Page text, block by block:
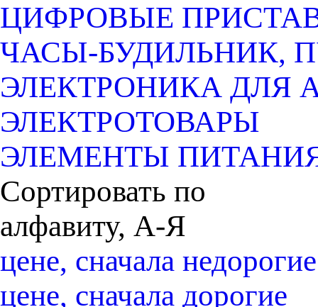
ЦИФРОВЫЕ
ЧАСЫ-БУДИЛЬНИК,
ЭЛЕКТРОНИКА ДЛЯ
ЭЛЕКТРОТОВАРЫ
ЭЛЕМЕНТЫ
Сортировать по
алфавиту, А-Я
цене, сначала недорогие
цене, сначала дорогие